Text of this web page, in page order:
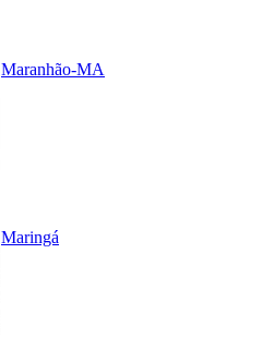
Maranhão-MA
Maringá